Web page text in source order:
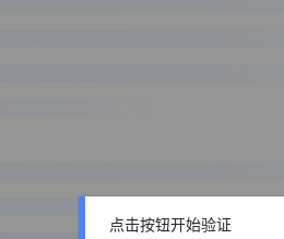
点击按钮开始验证